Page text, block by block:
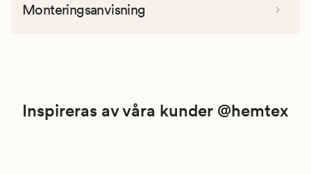
Monteringsanvisning
Inspireras av våra kunder @hemtex